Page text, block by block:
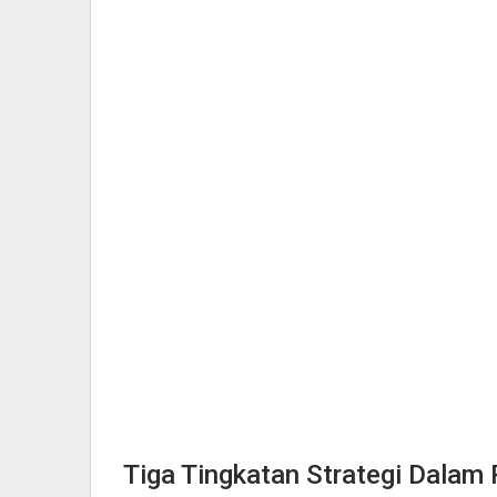
Tiga Tingkatan Strategi Dalam